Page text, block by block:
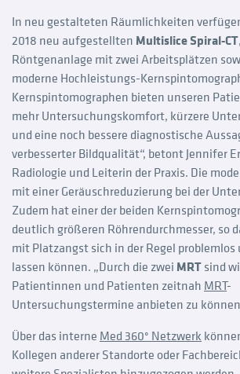
In neu gestalteten Räumlichkeiten
2018 neu aufgestellten Multislice Spiral-CT
Röntgenanlage mit zwei Arbeitsplätzen
moderne Hochleistungs-
Kernspintomographen bieten unseren
mehr Untersuchungskomfort, kürzere
und eine noch bessere diagnostische
verbesserter Bildqualität“, betont Jennifer
Radiologie und Leiterin der Praxis. Die
mit einer Geräuschreduzierung bei der
Zudem hat einer der beiden
deutlich größeren Röhrendurchmesser, so
mit Platzangst sich in der Regel
lassen können. „Durch die zwei MRTsind
Patientinnen und Patienten zeitnah MRT-
Untersuchungstermine anbieten zu
Über das interne Med 360° Netzwerk
Kollegen anderer Standorte oder